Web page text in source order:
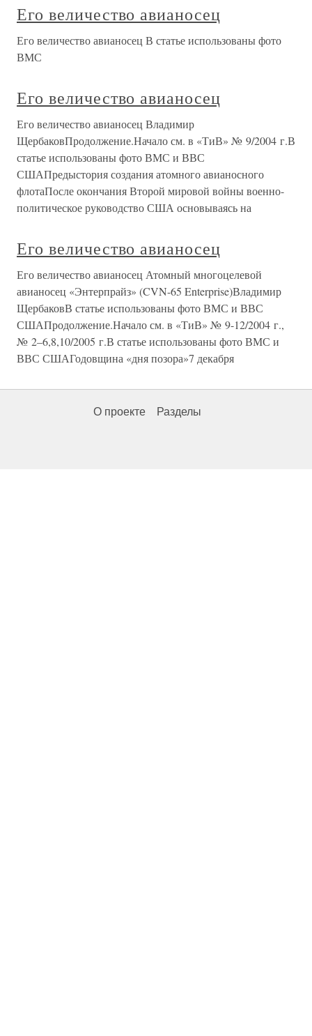
Его величество авианосец
Его величество авианосец В статье использованы фото
ВМС
Его величество авианосец
Его величество авианосец Владимир
ЩербаковПродолжение.Начало см. в «ТиВ» № 9/2004 г.В
статье использованы фото ВМС и ВВС
СШАПредыстория создания атомного авианосного
флотаПосле окончания Второй мировой войны военно-
политическое руководство США основываясь на
Его величество авианосец
Его величество авианосец Атомный многоцелевой
авианосец «Энтерпрайз» (CVN-65 Enterprise)Владимир
ЩербаковВ статье использованы фото ВМС и ВВС
СШАПродолжение.Начало см. в «ТиВ» № 9-12/2004 г.,
№ 2–6,8,10/2005 г.В статье использованы фото ВМС и
ВВС СШАГодовщина «дня позора»7 декабря
О проекте Разделы